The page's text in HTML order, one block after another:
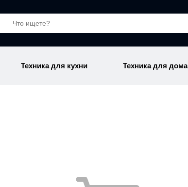
Техника для кухни Техника для дома